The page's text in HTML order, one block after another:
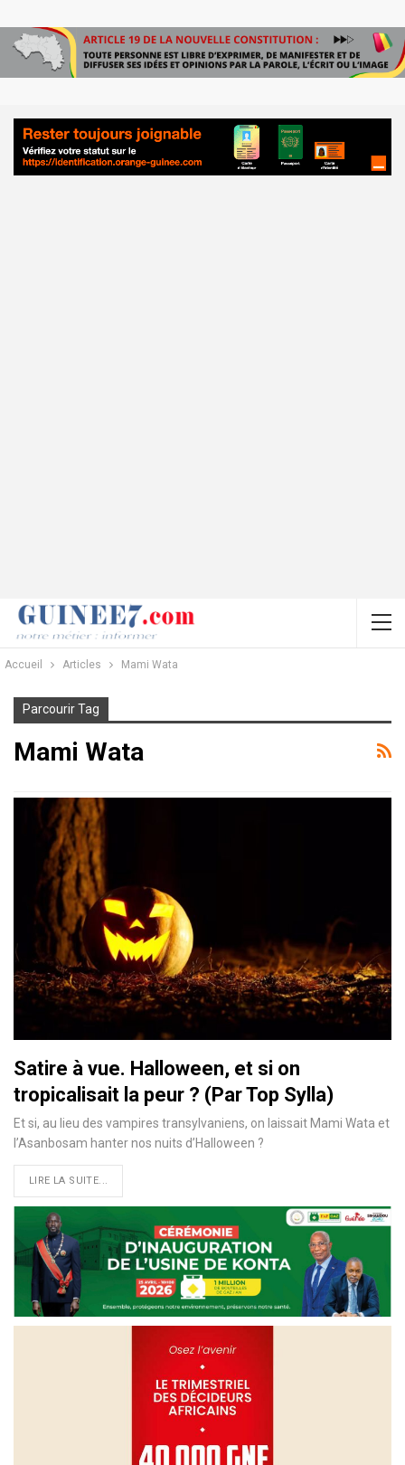
Accueil Articles Mami Wata
Parcourir Tag
Mami Wata
Satire à vue. Halloween, et si on
tropicalisait la peur ? (Par Top Sylla)
Et si, au lieu des vampires transylvaniens, on laissait Mami Wata et
l’Asanbosam hanter nos nuits d’Halloween ?
LIRE LA SUITE...